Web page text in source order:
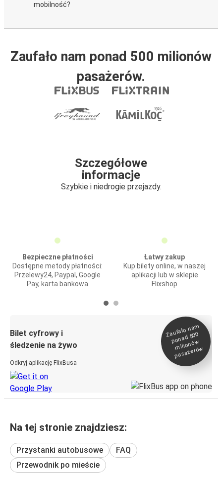
mobilność?
Zaufało nam ponad 500 milionów
pasażerów.
Szczegółowe
informacje
Szybkie i niedrogie przejazdy.
Bezpieczne płatności
Dostępne metody płatności:
Przelewy24, Paypal, Google
Pay, karta bankowa
Łatwy zakup
Kup bilety online, w naszej
aplikacji lub w sklepie
Flixshop
Bilet cyfrowy i
śledzenie na żywo
Odkryj aplikację FlixBusa
Zaufało na
m
ponad 500
milionó
w
pasażeró
w
Na tej stronie znajdziesz:
Przystanki autobusowe
FAQ
Przewodnik po mieście